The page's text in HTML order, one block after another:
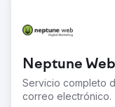
campañas de
reforzar el
Google, la Red de
de SEO y el
centralizada,
punto de contacto.
Neptune
Servicio completo
correo electrónico.